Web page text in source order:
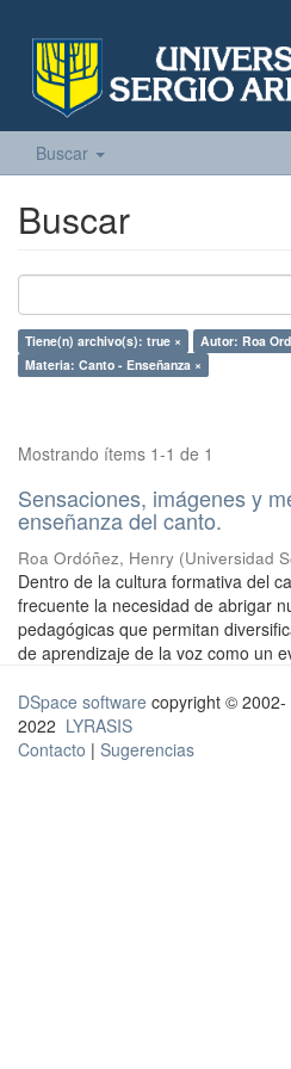
Buscar
Buscar
Tiene(n) archivo(s): true ×
Autor: Roa
Materia: Canto - Enseñanza ×
Mostrando ítems 1-1 de 1
Sensaciones, imágenes y
enseñanza del canto.
Roa Ordóñez, Henry (Universidad
Dentro de la cultura formativa del
frecuente la necesidad de abrigar
pedagógicas que permitan
de aprendizaje de la voz como un
DSpace software copyright © 2002-
2022 LYRASIS
Contacto | Sugerencias